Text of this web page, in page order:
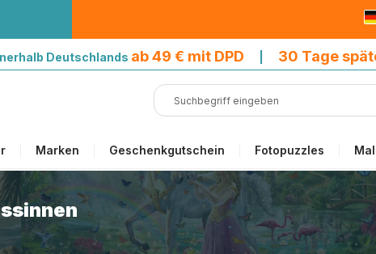
Deutschlands ab 49 € mit DPD 30 Tage
Marken Geschenkgutschein Fotopuzzles